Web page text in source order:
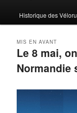
Historique des
Le 8 mai,
Normandie
MIS EN AVANT